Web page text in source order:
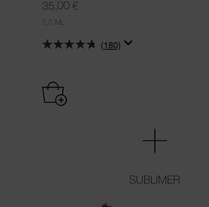
(180)
35,00 €
SUBLIMER